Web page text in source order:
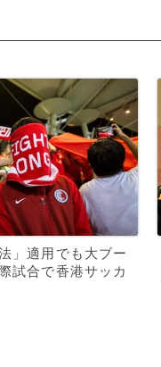
」適用でも大ブー
試合で香港サッカ